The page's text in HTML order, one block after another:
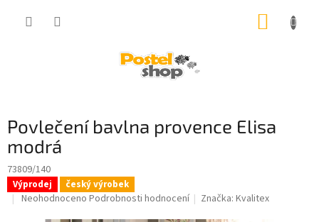
Povlečení bavlna provence Elisa
modrá
73809/140
Výprodej český výrobek
Průměrné
Neohodnoceno Podrobnosti hodnocení Značka:Kvalitex